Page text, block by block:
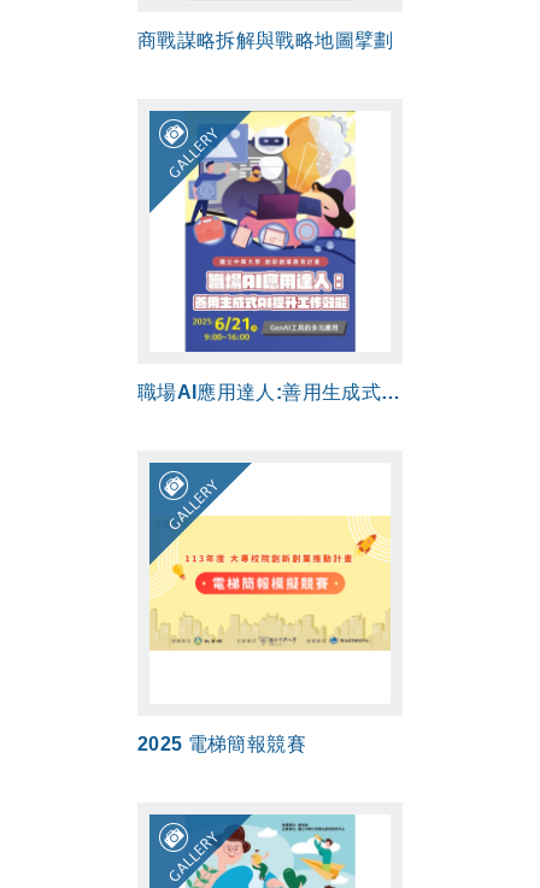
商戰謀略拆解與戰略地圖擘劃
GALLERY
職場AI應用達人:善用生成式AI提升工作效能
GALLERY
2025 電梯簡報競賽
GALLERY